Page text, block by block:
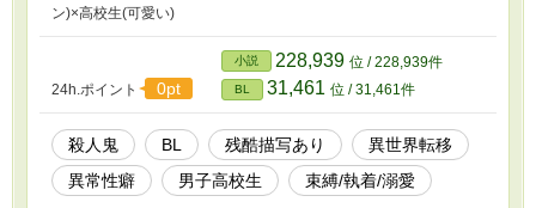
ン)×高校生(可愛い)
24h.ポイント 0pt
小説 228,939 位 / 228,939件
BL 31,461 位 / 31,461件
殺人鬼 BL 残酷描写あり
異世界転移
異常性癖
男子高校生 束縛/執着/溺愛